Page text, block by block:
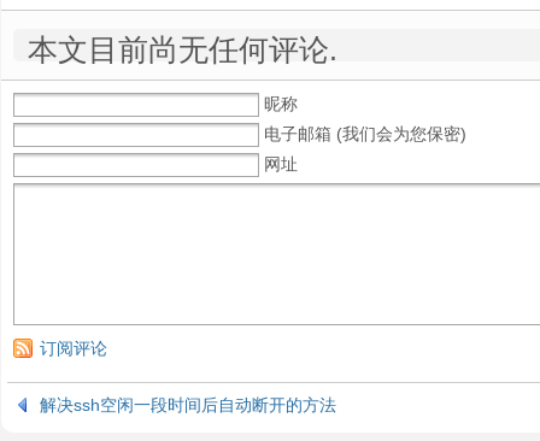
本文目前尚无任何评论.
昵称
电子邮箱 (我们会为您保密)
网址
订阅评论
解决ssh空闲一段时间后自动断开的方法